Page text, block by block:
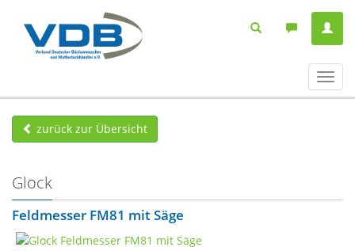
ein-/
zurück zur Übersicht
Glock
Feldmesser FM81 mit Säge